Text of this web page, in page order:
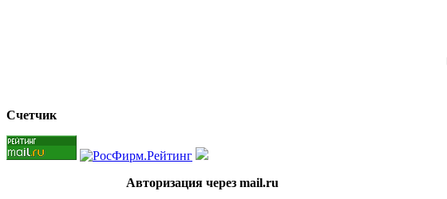
Счетчик
Авторизация через mail.ru